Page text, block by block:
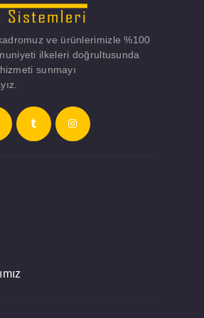
ve ürünlerimizle %100
ilkeleri doğrultusunda
sunmayı